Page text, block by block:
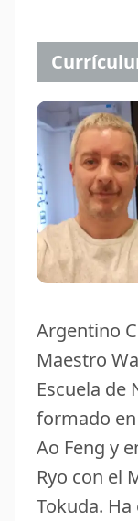
Argentino
Maestro
Escuela de
formado en
Ao Feng y
Ryo con el
Tokuda.